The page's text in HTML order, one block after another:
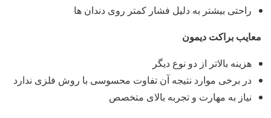
راحتی بیشتر به دلیل فشار کمتر روی دندان ها
معایب براکت دیمون
هزینه بالاتر از دو نوع دیگر
در برخی موارد نتیجه آن تفاوت محسوسی با روش فلزی ندارد
نیاز به مهارت و تجربه بالای متخصص